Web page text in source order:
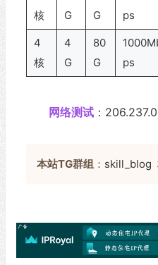
核
G
G
ps
4
核
4
G
80
G
ps
网络测试：
本站TG群组： skill_blog